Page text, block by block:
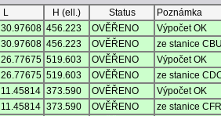
L H (ell.) Status
Poznámka
30.97608 456.223 OVĚŘENO
Výpočet OK
30.97608 456.223 OVĚŘENO
ze stanice
26.77675 519.603 OVĚŘENO
Výpočet OK
26.77675 519.603 OVĚŘENO
ze stanice
11.45814 373.590 OVĚŘENO
Výpočet OK
11.45814 373.590 OVĚŘENO
ze stanice